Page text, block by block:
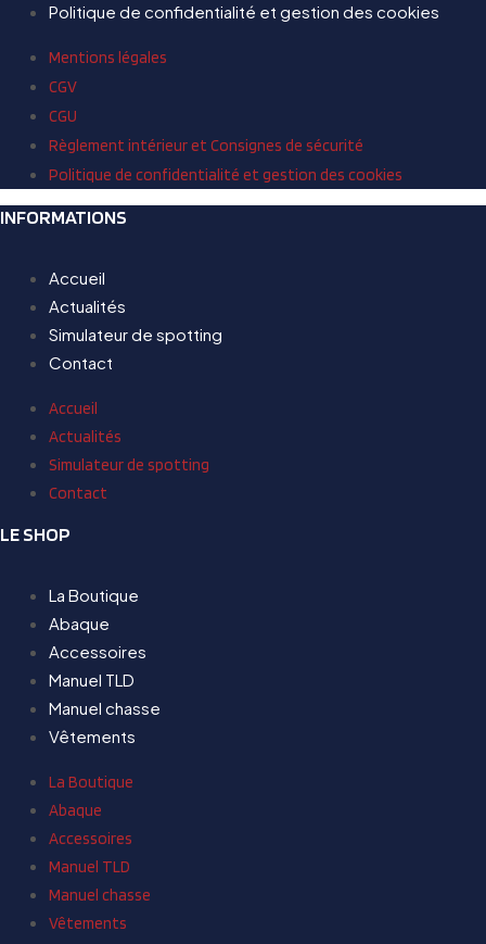
Politique de confidentialité et gestion des cookies
Mentions légales
CGV
CGU
Règlement intérieur et Consignes de sécurité
Politique de confidentialité et gestion des cookies
INFORMATIONS
Accueil
Actualités
Simulateur de spotting
Contact
Accueil
Actualités
Simulateur de spotting
Contact
LE SHOP
La Boutique
Abaque
Accessoires
Manuel TLD
Manuel chasse
Vêtements
La Boutique
Abaque
Accessoires
Manuel TLD
Manuel chasse
Vêtements